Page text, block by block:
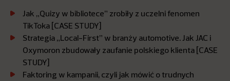
Jak „Quizy w bibliotece” zrobiły z uczelni fenomen
TikToka [CASE STUDY]
Strategia „Local-First” w branży automotive. Jak JAC i
Oxymoron zbudowały zaufanie polskiego klienta [CASE
STUDY]
Faktoring w kampanii, czyli jak mówić o trudnych